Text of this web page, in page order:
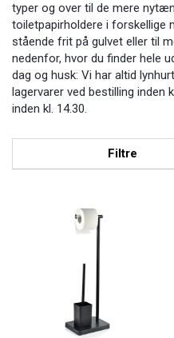
typer og over til de mere
toiletpapirholdere i forskellige
stående frit på gulvet eller til
nedenfor, hvor du finder hele
dag og husk: Vi har altid
lagervarer ved bestilling inden
inden kl. 14.30.
Filtre